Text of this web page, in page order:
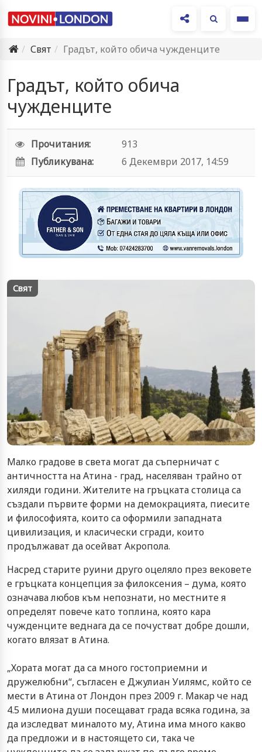
Свят
Градът, който обича чужденците
Градът, който обича
чужденците
Прочитания:
913
Публикувана:
6 Декември 2017, 14:59
Свят
Малко градове в света могат да съперничат с
античността на Атина - град, населяван трайно от
хиляди години. Жителите на гръцката столица са
създали първите форми на демокрацията, пиесите
и философията, които са оформили западната
цивилизация, и класически сгради, които
продължават да осейват Акропола.
Насред старите руини друго оцеляло през вековете
е гръцката концепция за филоксения – дума, която
означава любов към непознати, но местните я
определят повече като топлина, която кара
чужденците веднага да се почустват добре дошли,
когато влязат в Атина.
„Хората могат да са много гостоприемни и
дружелюбни“, съгласен е Джулиан Уилямс, който се
мести в Атина от Лондон през 2009 г. Макар че над
4.5 милиона души посещават града всяка година, за
да изследват миналото му, Атина има много какво
да предложи и в настоящето си, така че